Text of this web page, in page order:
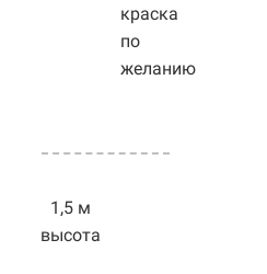
краска
по
желанию
1,5 м
высота